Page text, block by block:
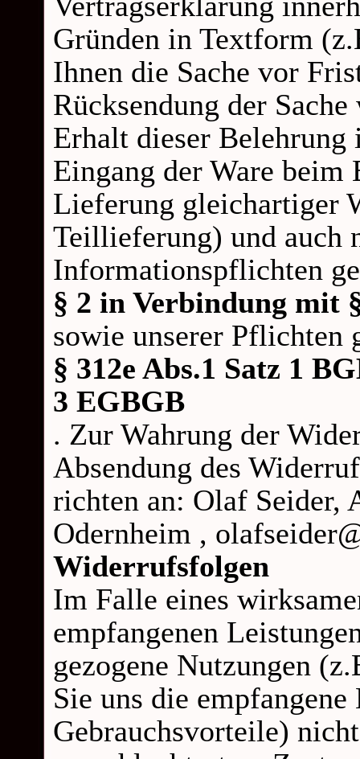
Gründen in Textform
Ihnen die Sache vor
Rücksendung der
Erhalt dieser
Eingang der Ware beim
Lieferung gleichartiger
Teillieferung) und auch
Informationspflichten
§ 2 in Verbindung mit
sowie unserer Pflichten
§ 312e Abs.1 Satz 1
3 EGBGB
. Zur Wahrung der
Absendung des
richten an: Olaf Seider,
Odernheim ,
Widerrufsfolgen
Im Falle eines
empfangenen
gezogene Nutzungen
Sie uns die
Gebrauchsvorteile)